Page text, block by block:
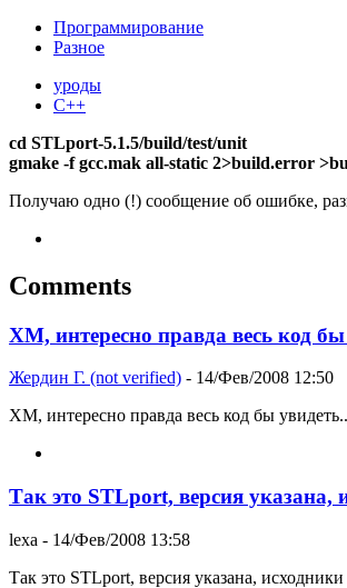
Программирование
Разное
уроды
C++
cd STLport-5.1.5/build/test/unit
gmake -f gcc.mak all-static 2>build.error
Получаю одно (!) сообщение об ошибке,
Comments
ХМ, интересно правда весь код бы
Жердин Г. (not verified) - 14/Фев/2008 12:50
ХМ, интересно правда весь код бы увидеть..
Так это STLport, версия указана,
lexa - 14/Фев/2008 13:58
Так это STLport, версия указана,